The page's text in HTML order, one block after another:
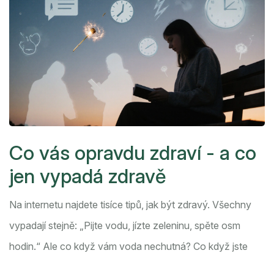
Co vás opravdu zdraví - a co
jen vypadá zdravě
Na internetu najdete tisíce tipů, jak být zdravý. Všechny
vypadají stejně: „Pijte vodu, jízte zeleninu, spěte osm
hodin.“ Ale co když vám voda nechutná? Co když jste